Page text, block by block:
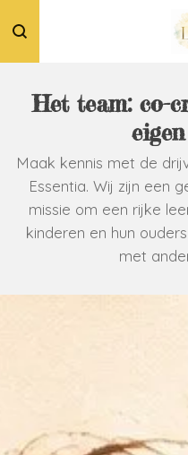
direct
naar
hoofdinhoud
Het team: co-
Maak kennis met de
Essentia. Wij zijn een
missie om een rijke
kinderen en hun
met